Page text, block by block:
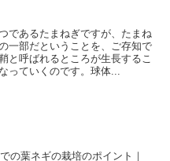
であるたまねぎですが、たまね
一部だということを、ご存知で
と呼ばれるところが生長するこ
っていくのです。球体...
の葉ネギの栽培のポイント｜